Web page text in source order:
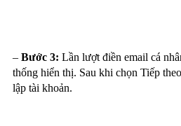
– Bước 3: Lần lượt điền email cá
thống hiển thị. Sau khi chọn Tiếp
lập tài khoản.